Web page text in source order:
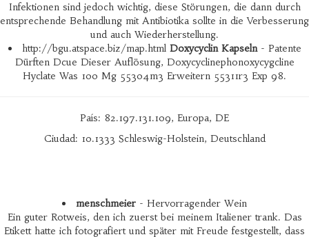
Infektionen sind jedoch wichtig, diese Störungen, die dann durch
entsprechende Behandlung mit Antibiotika sollte in die Verbesserung
und auch Wiederherstellung.
http://bgu.atspace.biz/map.html Doxycyclin Kapseln- Patente
Dürften Dcue Dieser Auflösung, Doxycyclinephonoxycygcline
Hyclate Was 100 Mg 55304m3 Erweitern 55311r3 Exp 98.
País: 82.197.131.109, Europa, DE
Ciudad: 10.1333 Schleswig-Holstein, Deutschland
menschmeier - Hervorragender Wein
Ein guter Rotweis, den ich zuerst bei meinem Italiener trank. Das
Etikett hatte ich fotografiert und später mit Freude festgestellt, dass